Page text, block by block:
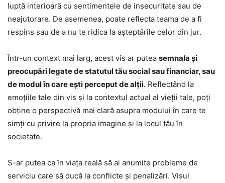
luptă interioară cu sentimentele de insecuritate sau de
neajutorare. De asemenea, poate reflecta teama de a fi
respins sau de a nu te ridica la așteptările celor din jur.
Într-un context mai larg, acest vis ar putea semnala și
preocupări legate de statutul tău social sau financiar, sau
de modul în care ești perceput de alții. Reflectând la
emoțiile tale din vis și la contextul actual al vieții tale, poți
obține o perspectivă mai clară asupra modului în care te
simți cu privire la propria imagine și la locul tău în
societate.
S-ar putea ca în viața reală să ai anumite probleme de
serviciu care să ducă la conflicte și penalizări. Visul